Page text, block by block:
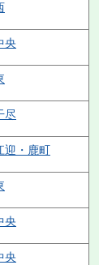
央
尽
迎・鹿町
央
央